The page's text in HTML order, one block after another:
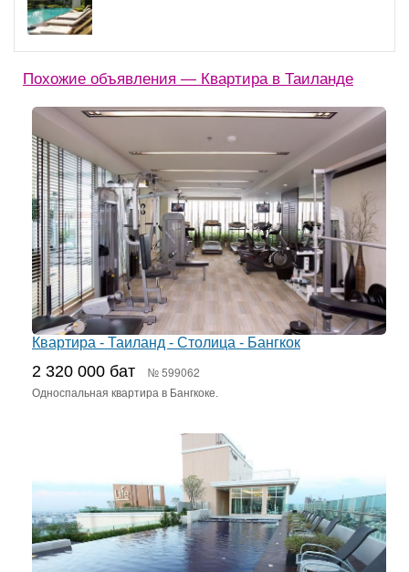
Похожие объявления — Квартира в Таиланде
Квартира - Таиланд - Столица - Бангкок
2 320 000 бат № 599062
Односпальная квартира в Бангкоке.